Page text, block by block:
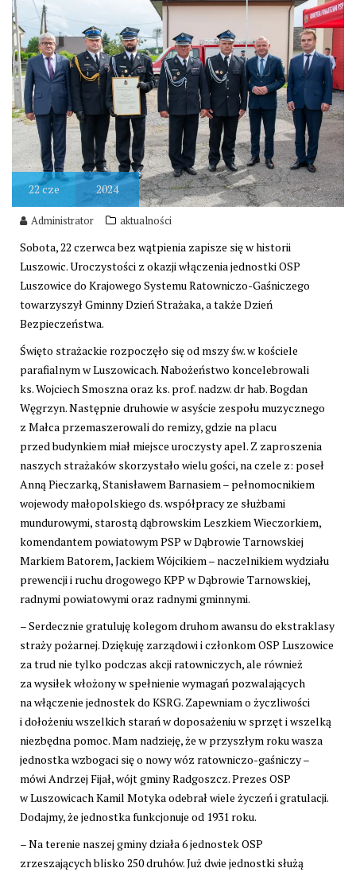
22cze 2024
Administrator aktualności
Sobota, 22 czerwca bez wątpienia zapisze się w historii
Luszowic. Uroczystości z okazji włączenia jednostki OSP
Luszowice do Krajowego Systemu Ratowniczo-Gaśniczego
towarzyszył Gminny Dzień Strażaka, a także Dzień
Bezpieczeństwa.
Święto strażackie rozpoczęło się od mszy św. w kościele
parafialnym w Luszowicach. Nabożeństwo koncelebrowali
ks. Wojciech Smoszna oraz ks. prof. nadzw. dr hab. Bogdan
Węgrzyn. Następnie druhowie w asyście zespołu muzycznego
z Małca przemaszerowali do remizy, gdzie na placu
przed budynkiem miał miejsce uroczysty apel. Z zaproszenia
naszych strażaków skorzystało wielu gości, na czele z: poseł
Anną Pieczarką, Stanisławem Barnasiem – pełnomocnikiem
wojewody małopolskiego ds. współpracy ze służbami
mundurowymi, starostą dąbrowskim Leszkiem Wieczorkiem,
komendantem powiatowym PSP w Dąbrowie Tarnowskiej
Markiem Batorem, Jackiem Wójcikiem – naczelnikiem wydziału
prewencji i ruchu drogowego KPP w Dąbrowie Tarnowskiej,
radnymi powiatowymi oraz radnymi gminnymi.
– Serdecznie gratuluję kolegom druhom awansu do ekstraklasy
straży pożarnej. Dziękuję zarządowi i członkom OSP Luszowice
za trud nie tylko podczas akcji ratowniczych, ale również
za wysiłek włożony w spełnienie wymagań pozwalających
na włączenie jednostek do KSRG. Zapewniam o życzliwości
i dołożeniu wszelkich starań w doposażeniu w sprzęt i wszelką
niezbędna pomoc. Mam nadzieję, że w przyszłym roku wasza
jednostka wzbogaci się o nowy wóz ratowniczo-gaśniczy –
mówi Andrzej Fijał, wójt gminy Radgoszcz. Prezes OSP
w Luszowicach Kamil Motyka odebrał wiele życzeń i gratulacji.
Dodajmy, że jednostka funkcjonuje od 1931 roku.
– Na terenie naszej gminy działa 6 jednostek OSP
zrzeszających blisko 250 druhów. Już dwie jednostki służą